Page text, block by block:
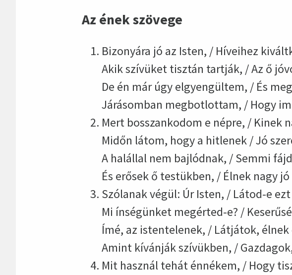
Az ének szövege
Bizonyára jó az Isten, / Híveihez
Akik szívüket tisztán tartják, / Az ő
De én már úgy elgyengültem, / És
Járásomban megbotlottam, / Hogy
Mert bosszankodom e népre, / Kinek
Midőn látom, hogy a hitlenek / Jó
A halállal nem bajlódnak, / Semmi
És erősek ő testükben, / Élnek nagy
Szólanak végül: Úr Isten, / Látod-e
Mi ínségünket megérted-e? /
Ímé, az istentelenek, / Látjátok,
Amint kívánják szívükben, /
Mit használ tehát énnékem, / Hogy